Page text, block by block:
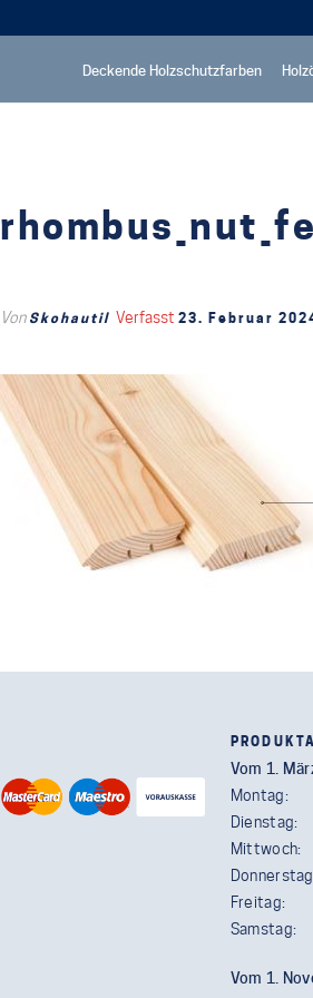
Deckende Holzschutzfarben
Von Skohautil Verfasst 23. Februar
Vom 1.
Montag:
Dienstag:
Mittwoch:
Freitag:
Samstag:
Vom 1.